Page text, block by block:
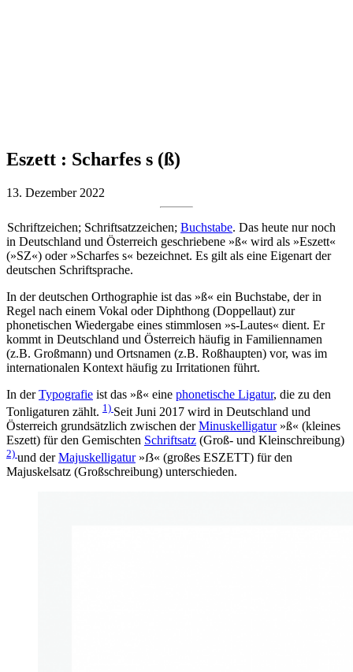
Eszett : Scharfes s (ß)
13. Dezember 2022
Schriftzeichen; Schriftsatzzeichen; Buchstabe. Das heute nur noch
in Deutschland und Österreich geschriebene »ß« wird als »Eszett«
(»SZ«) oder »Scharfes s« bezeichnet. Es gilt als eine Eigenart der
deutschen Schriftsprache.
In der deutschen Orthographie ist das »ß« ein Buchstabe, der in
Regel nach einem Vokal oder Diphthong (Doppellaut) zur
phonetischen Wiedergabe eines stimmlosen »s-Lautes« dient. Er
kommt in Deutschland und Österreich häufig in Familiennamen
(z.B. Großmann) und Ortsnamen (z.B. Roßhaupten) vor, was im
internationalen Kontext häufig zu Irritationen führt.
In derTypografie ist das »ß« eine phonetische Ligatur, die zu den
Tonligaturen zählt. 1) Seit Juni 2017 wird in Deutschland und
Österreich grundsätzlich zwischen derMinuskelligatur»ß« (kleines
Eszett) für den Gemischten Schriftsatz (Groß- und Kleinschreibung)
2) und derMajuskelligatur»ẞ« (großes ESZETT) für den
Majuskelsatz (Großschreibung) unterschieden.